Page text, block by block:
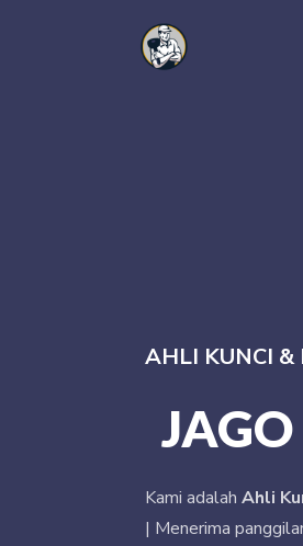
AHLI KUNCI &
Kami adalah Ahli
| Menerima